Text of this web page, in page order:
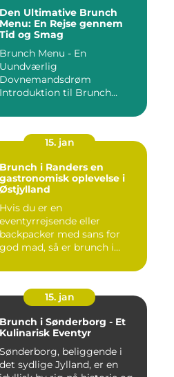
Den Ultimative Brunch
Menu: En Rejse gennem
Tid og Smag
Brunch Menu - En
Uundværlig
Dovnemandsdrøm
Introduktion til Brunch
15. jan
Brunch i Randers en
gastronomisk oplevelse i
Østjylland
Hvis du er en
eventyrrejsende eller
backpacker med sans for
god mad, så er brunch i
15. jan
Brunch i Sønderborg - Et
Kulinarisk Eventyr
Sønderborg, beliggende i
det sydlige Jylland, er en